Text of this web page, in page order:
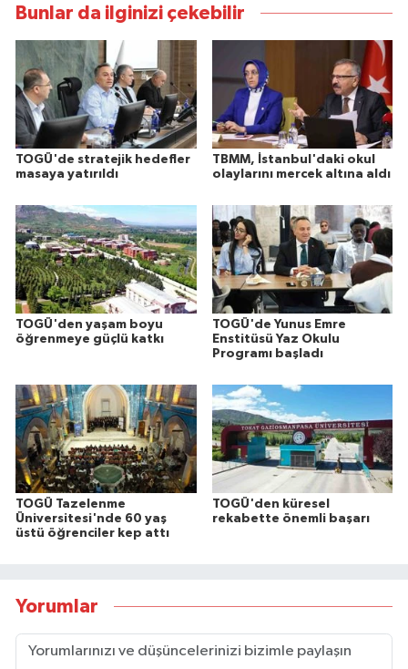
Bunlar da ilginizi çekebilir
TOGÜ'de stratejik hedefler
masaya yatırıldı
TBMM, İstanbul'daki okul
olaylarını mercek altına aldı
TOGÜ'den yaşam boyu
öğrenmeye güçlü katkı
TOGÜ'de Yunus Emre
Enstitüsü Yaz Okulu
Programı başladı
TOGÜ Tazelenme
Üniversitesi'nde 60 yaş
üstü öğrenciler kep attı
TOGÜ'den küresel
rekabette önemli başarı
Yorumlar